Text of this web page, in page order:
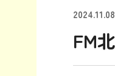
2024.11.08
FM